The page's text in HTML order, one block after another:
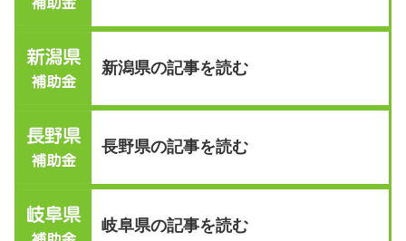
新潟県の記事を読む
長野県の記事を読む
岐阜県の記事を読む